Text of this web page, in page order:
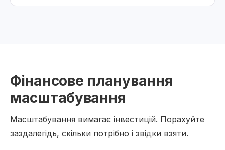
Фінансове планування
масштабування
Масштабування вимагає інвестицій. Порахуйте
заздалегідь, скільки потрібно і звідки взяти.